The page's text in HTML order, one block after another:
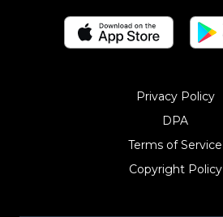
Privacy Policy
DPA
Terms of Service
Copyright Policy‎